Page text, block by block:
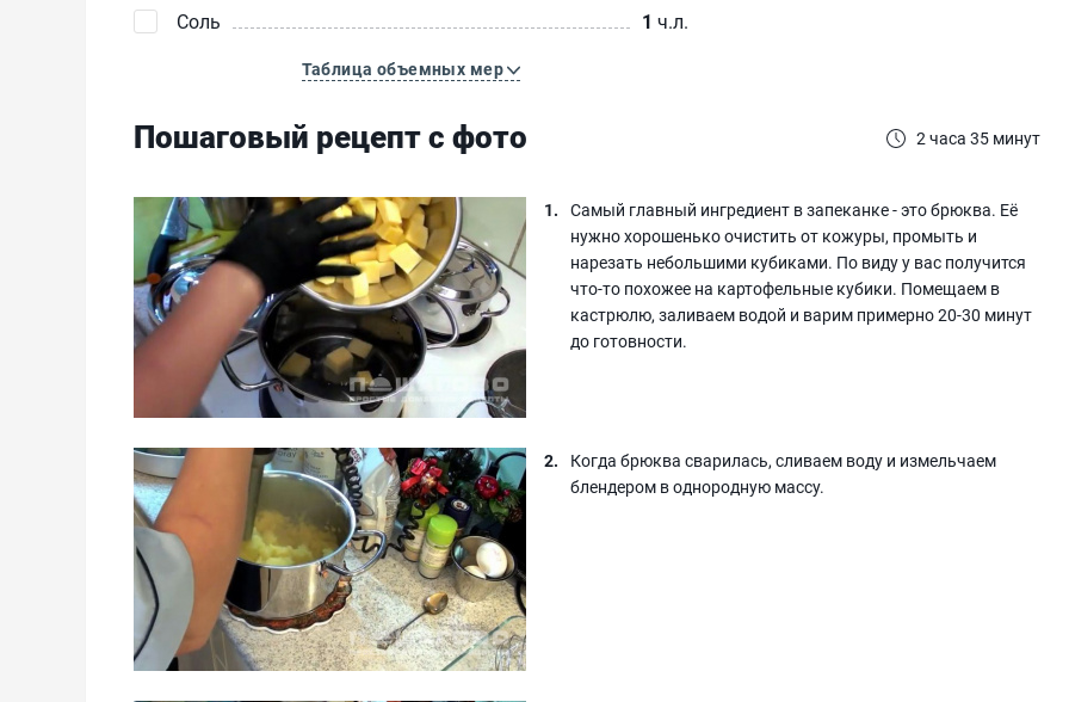
Соль
1 ч.л.
Таблица объемных мер
Пошаговый рецепт с фото 2 часа 35 минут
Самый главный ингредиент в запеканке - это брюква. Её
нужно хорошенько очистить от кожуры, промыть и
нарезать небольшими кубиками. По виду у вас получится
что-то похожее на картофельные кубики. Помещаем в
кастрюлю, заливаем водой и варим примерно 20-30 минут
до готовности.
Когда брюква сварилась, сливаем воду и измельчаем
блендером в однородную массу.